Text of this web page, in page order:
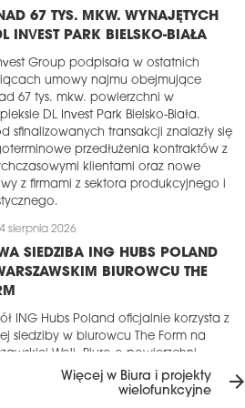
67 TYS. MKW. WYNAJĘTYCH
INVEST PARK BIELSKO-BIAŁA
Group podpisała w ostatnich
umowy najmu obejmujące
67 tys. mkw. powierzchni w
DL Invest Park Bielsko-Biała.
sfinalizowanych transakcji znalazły się
przedłużenia kontraktów z
klientami oraz nowe
z firmami z sektora produkcyjnego i
sierpnia 2026
SIEDZIBA ING HUBS POLAND
BIUROWCU THE
ING Hubs Poland oficjalnie korzysta z
siedziby w biurowcu The Form na
Woli. Biuro o powierzchni
6 tys. mkw., zaprojektowane przez
architektoniczną MIXD,
Więcej w Biura i projekty
wielofunkcyjne
arrow_forward